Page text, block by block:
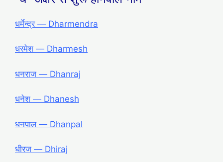
धर्मेन्द्र — Dharmendra
धरमेश — Dharmesh
धनराज — Dhanraj
धनेश — Dhanesh
धनपाल — Dhanpal
धीरज — Dhiraj